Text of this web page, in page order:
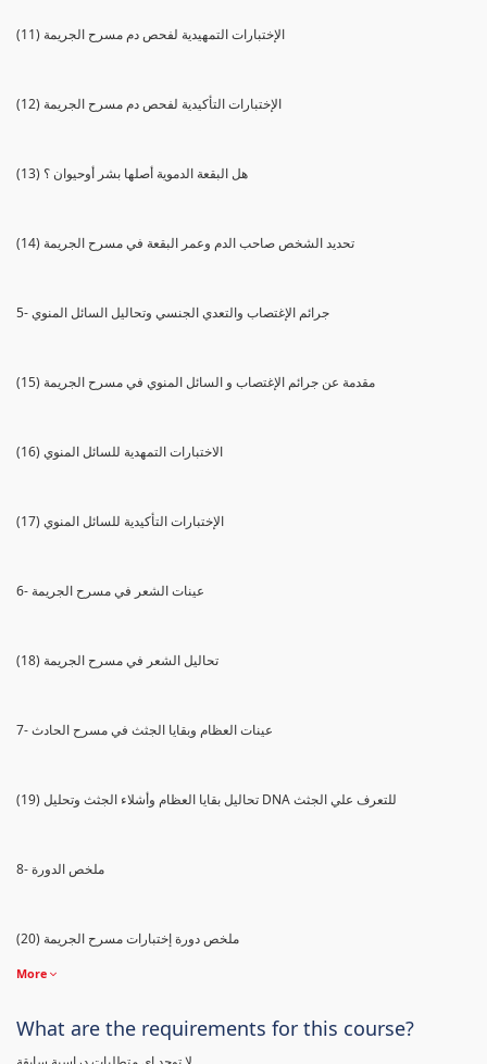
(11) الإختبارات التمهيدية لفحص دم مسرح الجريمة
(12) الإختبارات التأكيدية لفحص دم مسرح الجريمة
(13) هل البقعة الدموية أصلها بشر أوحيوان ؟
(14) تحديد الشخص صاحب الدم وعمر البقعة في مسرح الجريمة
5- جرائم الإغتصاب والتعدي الجنسي وتحاليل السائل المنوي
(15) مقدمة عن جرائم الإغتصاب و السائل المنوي في مسرح الجريمة
(16) الاختبارات التمهدية للسائل المنوي
(17) الإختبارات التأكيدية للسائل المنوي
6- عينات الشعر في مسرح الجريمة
(18) تحاليل الشعر في مسرح الجريمة
7- عينات العظام وبقايا الجثث في مسرح الحادث
(19) تحاليل بقايا العظام وأشلاء الجثث وتحليل DNA للتعرف علي الجثث
8- ملخص الدورة
(20) ملخص دورة إختبارات مسرح الجريمة
More
What are the requirements for this course?